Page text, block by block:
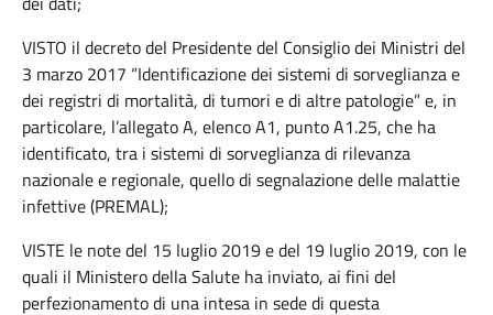
VISTO il decreto del Presidente del Consiglio dei Ministri del
3 marzo 2017 “Identificazione dei sistemi di sorveglianza e
dei registri di mortalità, di tumori e di altre patologie” e, in
particolare, l’allegato A, elenco A1, punto A1.25, che ha
identificato, tra i sistemi di sorveglianza di rilevanza
nazionale e regionale, quello di segnalazione delle malattie
infettive (PREMAL);
VISTE le note del 15 luglio 2019 e del 19 luglio 2019, con le
quali il Ministero della Salute ha inviato, ai fini del
perfezionamento di una intesa in sede di questa